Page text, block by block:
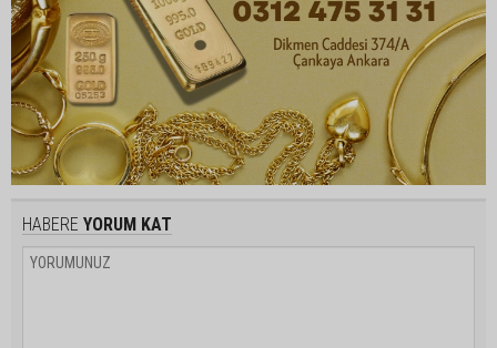
HABERE YORUM KAT